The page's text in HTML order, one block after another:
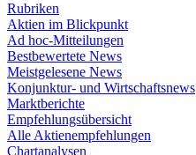
Rubriken
Aktien im Blickpunkt
Ad hoc-Mitteilungen
Bestbewertete News
Meistgelesene News
Konjunktur- und Wirtschaftsnews
Marktberichte
Empfehlungsübersicht
Alle Aktienempfehlungen
Chartanalysen